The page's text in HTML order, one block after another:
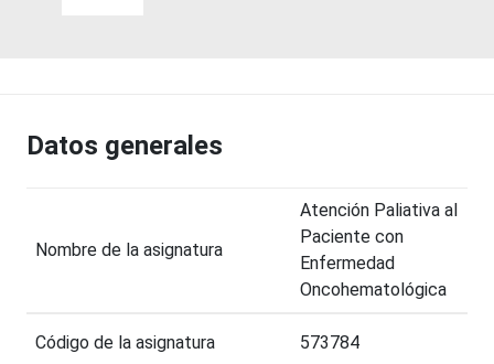
Datos generales
Nombre de la asignatura
Atención Paliativa al
Paciente con
Enfermedad
Oncohematológica
Código de la asignatura 573784